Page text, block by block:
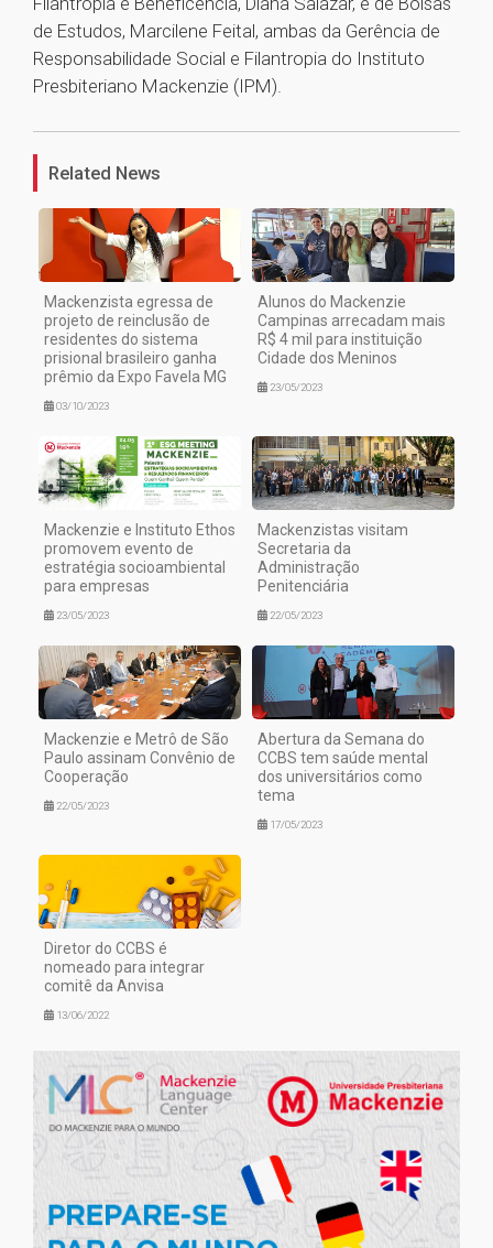
de Estudos, Marcilene Feital, ambas da Gerência de
Responsabilidade Social e Filantropia do Instituto
Presbiteriano Mackenzie (IPM).
1
Related News
Mackenzista egressa de
projeto de reinclusão de
residentes do sistema
prisional brasileiro ganha
prêmio da Expo Favela MG
03/10/2023
Alunos do Mackenzie
Campinas arrecadam mais
R$ 4 mil para instituição
Cidade dos Meninos
23/05/2023
Mackenzie e Instituto Ethos
promovem evento de
estratégia socioambiental
para empresas
23/05/2023
Mackenzistas visitam
Secretaria da
Administração
Penitenciária
22/05/2023
Mackenzie e Metrô de São
Paulo assinam Convênio de
Cooperação
22/05/2023
Abertura da Semana do
CCBS tem saúde mental
dos universitários como
tema
17/05/2023
Diretor do CCBS é
nomeado para integrar
comitê da Anvisa
13/06/2022